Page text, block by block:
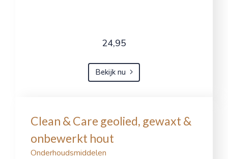
24,95
Bekijk nu
Clean & Care geolied, gewaxt &
onbewerkt hout
Onderhoudsmiddelen